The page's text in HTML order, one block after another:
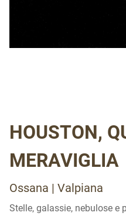
HOUSTON,
MERAVIGLIA
Ossana | Valpiana
Stelle, galassie, nebulose